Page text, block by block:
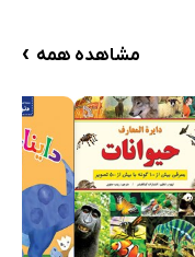
مشاهده همه ›